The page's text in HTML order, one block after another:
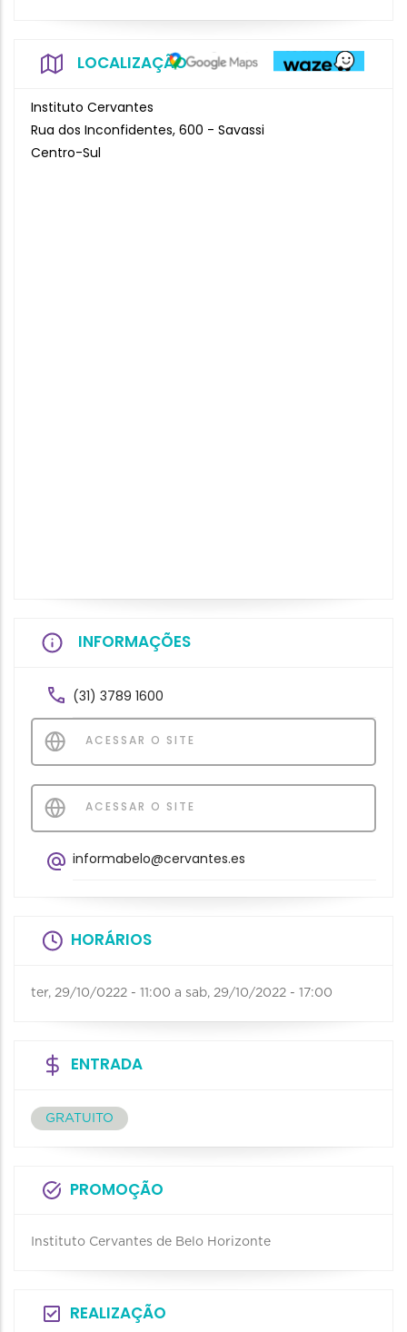
LOCALIZAÇÃO
Instituto Cervantes
Rua dos Inconfidentes, 600 - Savassi
Centro-Sul
INFORMAÇÕES
(31) 3789 1600
ACESSAR O SITE
ACESSAR O SITE
informabelo@cervantes.es
HORÁRIOS
ter, 29/10/0222 - 11:00 a sab, 29/10/2022 - 17:00
ENTRADA
GRATUITO
PROMOÇÃO
Instituto Cervantes de Belo Horizonte
REALIZAÇÃO